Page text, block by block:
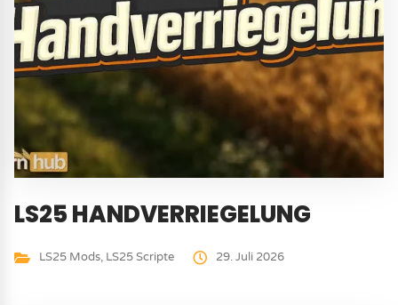
LS25 HANDVERRIEGELUNG
LS25 Mods, LS25 Scripte 29. Juli 2026